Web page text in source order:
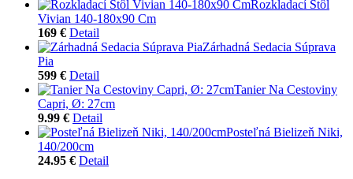
Rozkladací Stôl
Vivian 140-180x90 Cm
169 € Detail
Zárhadná Sedacia Súprava
Pia
599 € Detail
Tanier Na Cestoviny
Capri, Ø: 27cm
9.99 € Detail
Posteľná Bielizeň Niki,
140/200cm
24.95 € Detail